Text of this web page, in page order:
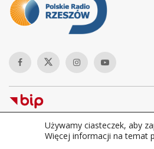
Copyright © 2026Polskie Radio
Używamy ciasteczek, aby
Więcej informacji na temat